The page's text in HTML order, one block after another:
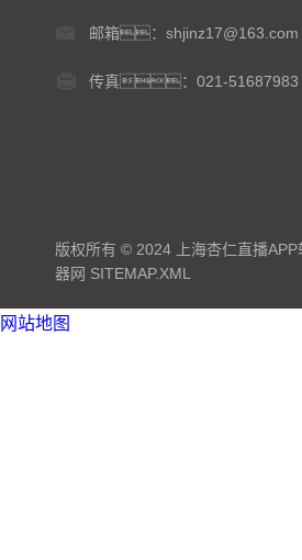
邮箱：shjinz17@163.com
传真：021-51687983
版权所有 © 2024 上海杏仁直播
器网 SITEMAP.XML
网站地图